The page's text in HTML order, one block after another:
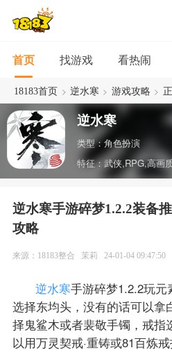
首页 找游戏 看热闹
18183首页 > 逆水寒 > 游戏攻略 >
逆水寒
类型：角色扮演
特征：武侠,RPG,高画
逆水寒手游碎梦1.2.2装备
攻略
来源：18183整合 茉莉 24-01-04 09:47:50
逆水寒手游碎梦1.2.2玩
选择东均头，没有的话可以拿
择鬼鲨木或者裴敬手镯，戒指
以用万灵契戒·重铸或81百炼戒